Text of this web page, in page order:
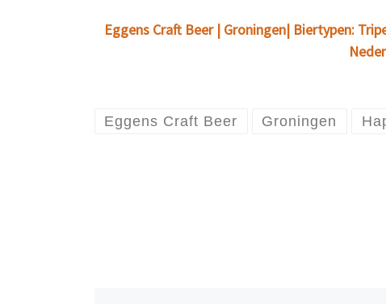
Eggens Craft Beer | Groningen| Biertypen:
Eggens Craft Beer Groningen